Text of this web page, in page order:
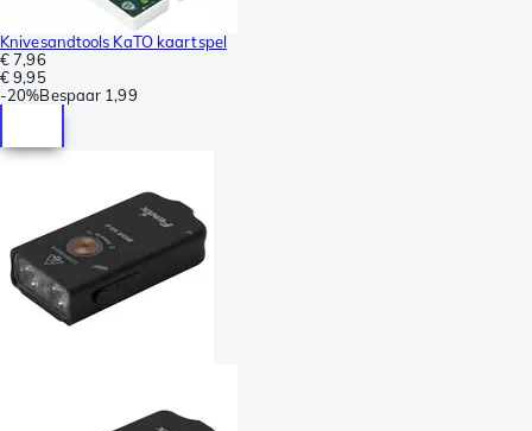
Knivesandtools KaTO kaartspel
€ 7,96
€ 9,95
-20%Bespaar 1,99